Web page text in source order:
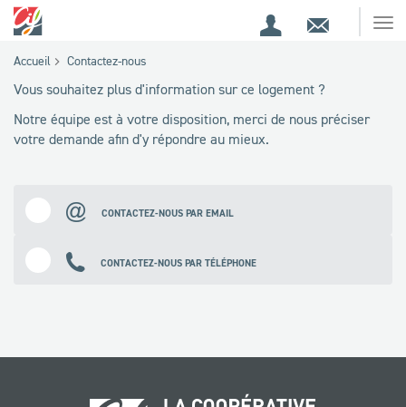
recherche
EspaceContact
Accueil Contactez-nous
Vous souhaitez plus d'information sur ce logement ?
Notre équipe est à votre disposition, merci de nous préciser
votre demande afin d'y répondre au mieux.
CONTACTEZ-NOUS PAR EMAIL
CONTACTEZ-NOUS PAR TÉLÉPHONE